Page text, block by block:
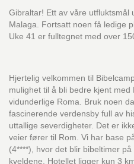
Gibraltar! Ett av våre utfluktsmål
Malaga. Fortsatt noen få ledige
Uke 41 er fulltegnet med over
Hjertelig velkommen til
mulighet til å bli bedre kjent
vidunderlige Roma. Bruk noen
fascinerende verdensby full av
uttallige severdigheter. Det er
veier fører til Rom. Vi har base
(4****), hvor det blir bibeltimer
kveldene. Hotellet ligger kun 3